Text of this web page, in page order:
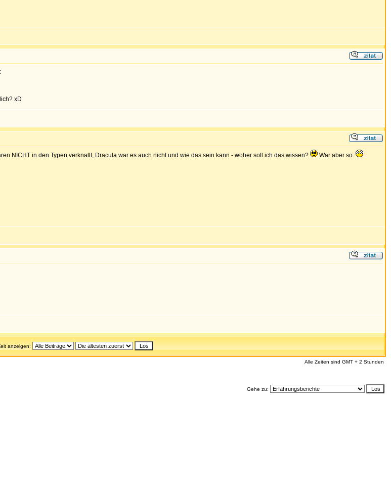
xD
NICHT in den Typen verknallt, Dracula war es auch nicht und wie das sein kann - woher soll ich das wissen? War aber so.
anzeigen:
Alle Zeiten sind GMT + 2 Stunden
Gehe zu: